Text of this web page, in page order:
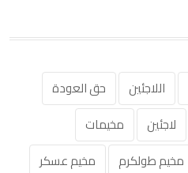
اللاجئين
حق العودة
لاجئين
مخيمات
مخيم طولكرم
مخيم عسكر